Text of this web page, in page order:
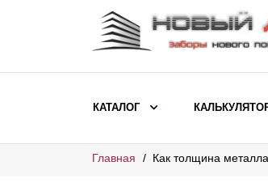
КАТАЛОГ
ВЫБОР ПО МОДЕЛИ
Главная Как толщина